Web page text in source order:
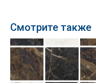
Смотрите также